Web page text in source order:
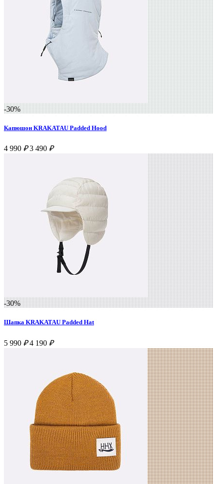
-30%
Капюшон KRAKATAU Padded Hood
4 990 ₽ 3 490 ₽
-30%
Шапка KRAKATAU Padded Hat
5 990 ₽ 4 190 ₽